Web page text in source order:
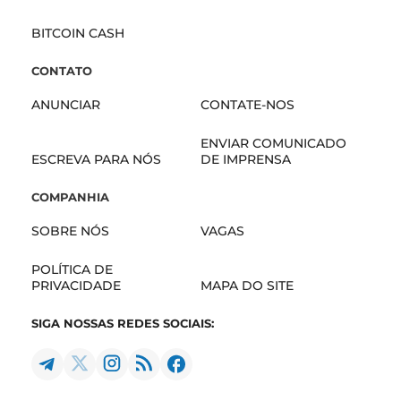
BITCOIN CASH
CONTATO
ANUNCIAR CONTATE-NOS
ESCREVA PARA NÓS
ENVIAR COMUNICADO
DE IMPRENSA
COMPANHIA
SOBRE NÓS VAGAS
POLÍTICA DE
PRIVACIDADE
MAPA DO SITE
SIGA NOSSAS REDES SOCIAIS: